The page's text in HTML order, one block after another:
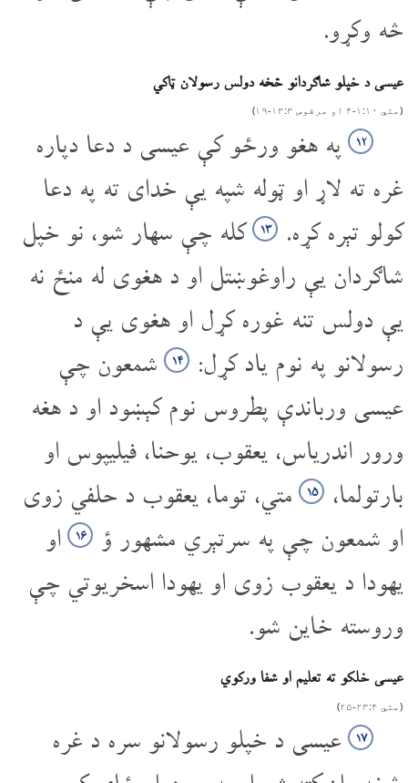
څه وکړو.
عیسی د خپلو شاګردانو څخه دولس رسولان ټاکي
(متي ۱۰‏:‌۱‌‏-‌۴ او مرقوس ۳‏:‌۱۳‌‏-‌۱۹)
۱۲ په هغو ورځو کې عیسی د دعا دپاره
غره ته لاړ او ټوله شپه یې خدای ته په دعا
کولو تېره کړه.
۱۳ کله چې سهار شو، نو خپل
شاګردان یې راوغوښتل او د هغوی له منځ نه
یې دولس تنه غوره کړل او هغوی یې د
رسولانو په نوم یاد کړل:
۱۴ شمعون چې
عیسی ورباندې پطروس نوم کېښود او د هغه
ورور اندریاس، یعقوب، یوحنا، فیلیپوس او
بارتولما،
۱۵ متي، توما، یعقوب د حلفي زوی
او شمعون چې په سرتېري مشهور ؤ
۱۶ او
یهودا د یعقوب زوی او یهودا اسخریوتي چې
وروسته خاین شو.
عیسی خلکو ته تعلیم او شفا ورکوي
(متي ۴‏:‌۲۳‌‏-‌۲۵)
۱۷ عیسی د خپلو رسولانو سره د غره